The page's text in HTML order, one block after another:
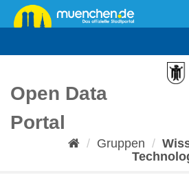
Überspringen
zum
Open Data
Portal
Gruppen